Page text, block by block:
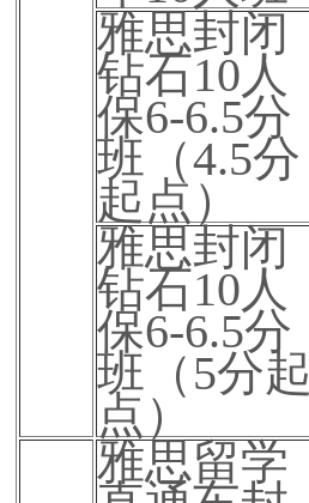
雅思封闭
钻石10人
保6-6.5分
班（4.5分
起点）
雅思封闭
钻石10人
保6-6.5分
班（5分起
点）
雅思留学